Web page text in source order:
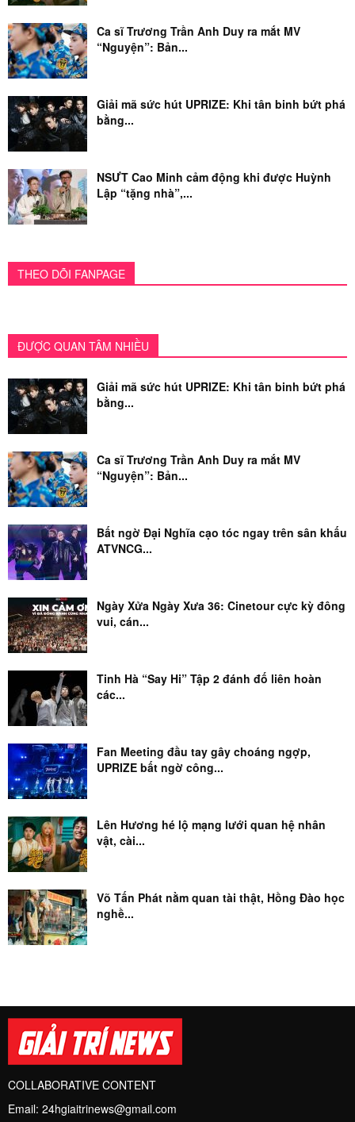
Ca sĩ Trương Trần Anh Duy ra mắt MV
“Nguyện”: Bản...
Giải mã sức hút UPRIZE: Khi tân binh bứt phá
bằng...
NSƯT Cao Minh cảm động khi được Huỳnh
Lập “tặng nhà”,...
THEO DÕI FANPAGE
ĐƯỢC QUAN TÂM NHIỀU
Giải mã sức hút UPRIZE: Khi tân binh bứt phá
bằng...
Ca sĩ Trương Trần Anh Duy ra mắt MV
“Nguyện”: Bản...
Bất ngờ Đại Nghĩa cạo tóc ngay trên sân khấu
ATVNCG...
Ngày Xửa Ngày Xưa 36: Cinetour cực kỳ đông
vui, cán...
Tinh Hà “Say Hi” Tập 2 đánh đố liên hoàn
các...
Fan Meeting đầu tay gây choáng ngợp,
UPRIZE bất ngờ công...
Lên Hương hé lộ mạng lưới quan hệ nhân
vật, cài...
Võ Tấn Phát nằm quan tài thật, Hồng Đào học
nghề...
COLLABORATIVE CONTENT
Email: 24hgiaitrinews@gmail.com